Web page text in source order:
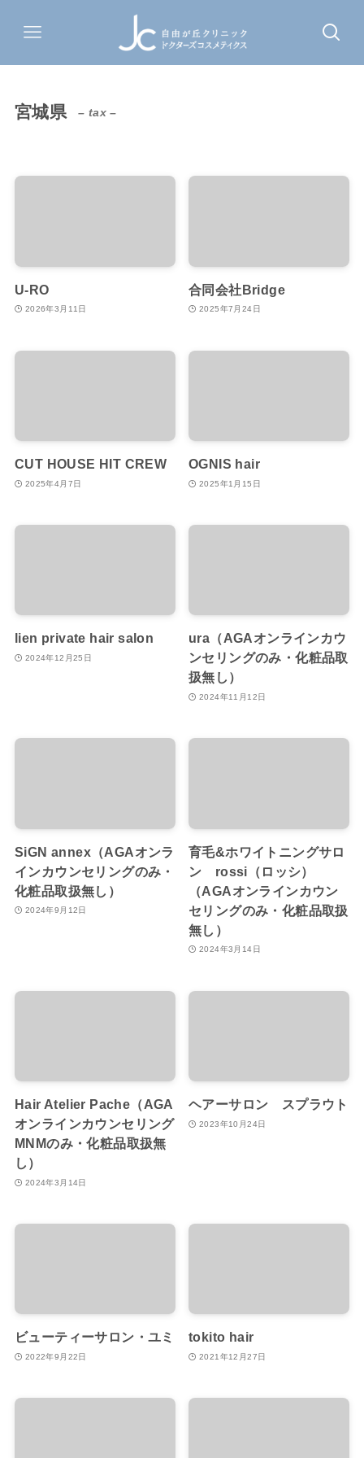
宮城県 – tax –
U-RO
2026年3月11日
合同会社Bridge
2025年7月24日
CUT HOUSE HIT CREW
2025年4月7日
OGNIS hair
2025年1月15日
lien private hair salon
2024年12月25日
ura（AGAオンラインカウ
ンセリングのみ・化粧品取
扱無し）
2024年11月12日
SiGN annex（AGAオンラ
インカウンセリングのみ・
化粧品取扱無し）
2024年9月12日
育毛&ホワイトニングサロ
ン rossi（ロッシ）
（AGAオンラインカウン
セリングのみ・化粧品取扱
無し）
2024年3月14日
Hair Atelier Pache（AGA
オンラインカウンセリング
MNMのみ・化粧品取扱無
し）
2024年3月14日
ヘアーサロン スプラウト
2023年10月24日
ビューティーサロン・ユミ
2022年9月22日
tokito hair
2021年12月27日